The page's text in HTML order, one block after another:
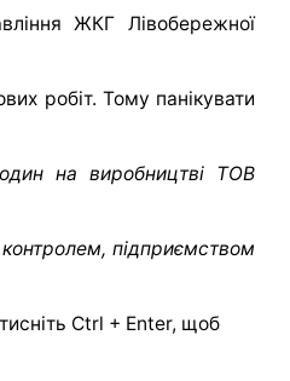
ЖКГ Лівобережної
робіт. Тому панікувати
на виробництві ТОВ
контролем, підприємством
Ctrl + Enter, щоб